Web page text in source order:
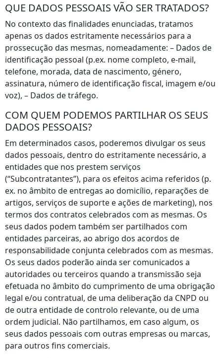
QUE DADOS PESSOAIS VÃO SER TRATADOS?
No contexto das finalidades enunciadas, tratamos
apenas os dados estritamente necessários para a
prossecução das mesmas, nomeadamente: – Dados de
identificação pessoal (p.ex. nome completo, e-mail,
telefone, morada, data de nascimento, género,
assinatura, número de identificação fiscal, imagem e/ou
voz), – Dados de tráfego.
COM QUEM PODEMOS PARTILHAR OS SEUS
DADOS PESSOAIS?
Em determinados casos, poderemos divulgar os seus
dados pessoais, dentro do estritamente necessário, a
entidades que nos prestem serviços
(“Subcontratantes”), para os efeitos acima referidos (p.
ex. no âmbito de entregas ao domicílio, reparações de
artigos, serviços de suporte e ações de marketing), nos
termos dos contratos celebrados com as mesmas. Os
seus dados podem também ser partilhados com
entidades parceiras, ao abrigo dos acordos de
responsabilidade conjunta celebrados com as mesmas.
Os seus dados poderão ainda ser comunicados a
autoridades ou terceiros quando a transmissão seja
efetuada no âmbito do cumprimento de uma obrigação
legal e/ou contratual, de uma deliberação da CNPD ou
de outra entidade de controlo relevante, ou de uma
ordem judicial. Não partilhamos, em caso algum, os
seus dados pessoais com outras empresas ou marcas,
para outros fins comerciais.